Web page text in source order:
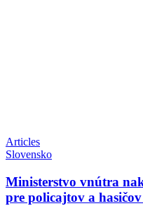
Articles
Slovensko
Ministerstvo vnútra
pre policajtov a